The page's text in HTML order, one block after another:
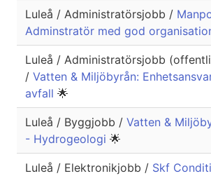
Luleå / Administratörsjobb /
Adminstratör med god
Luleå / Administratörsjobb
/ Vatten & Miljöbyrån:
avfall 🌟
Luleå / Byggjobb / Vatten &
- Hydrogeologi 🌟
Luleå / Elektronikjobb / Skf